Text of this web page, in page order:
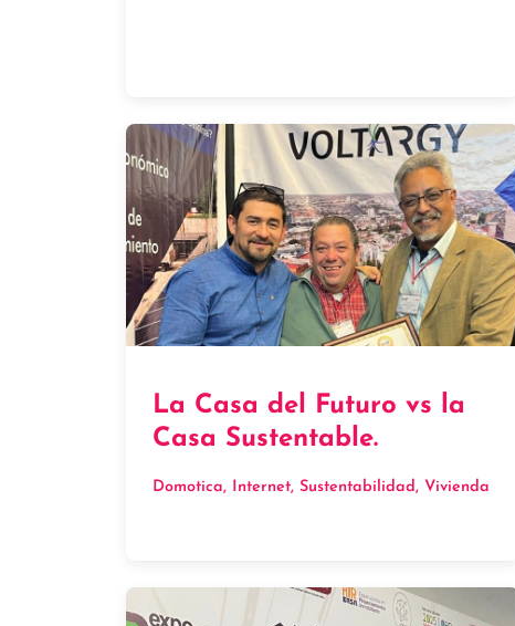
La Casa del Futuro vs la
Casa Sustentable.
Domotica, Internet, Sustentabilidad , Vivienda